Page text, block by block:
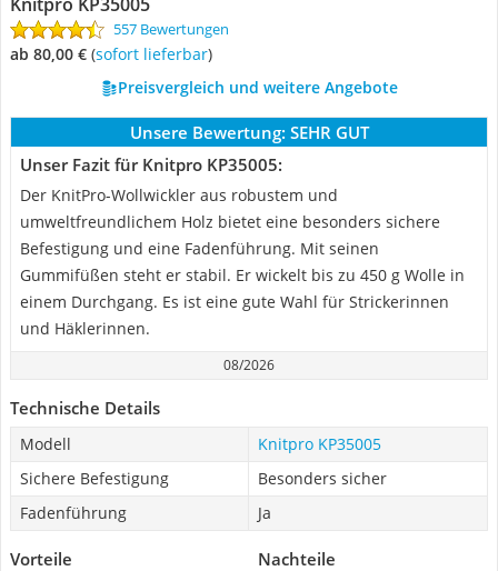
557 Bewertungen
ab 80,00 € ( Sofort lieferbar)
Preisvergleich und weitere Angebote
Unsere Bewertung: SEHR GUT
Unser Fazit für Knitpro KP35005:
Der KnitPro-Wollwickler aus robustem und
umweltfreundlichem Holz bietet eine besonders sichere
Befestigung und eine Fadenführung. Mit seinen
Gummifüßen steht er stabil. Er wickelt bis zu 450 g Wolle in
einem Durchgang. Es ist eine gute Wahl für Strickerinnen
und Häklerinnen.
08/2026
Technische Details
Modell
Knitpro KP35005
Sichere Befestigung
Besonders sicher
Fadenführung
Ja
Vorteile Nachteile